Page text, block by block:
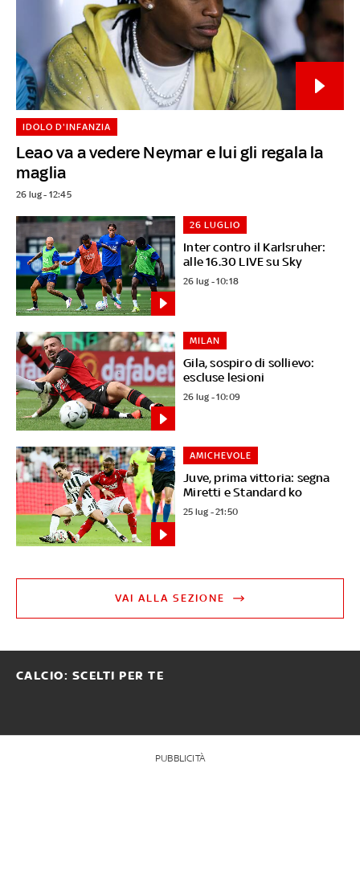
Leao va a vedere Neymar e lui gli regala la
maglia
IDOLO D'INFANZIA
26 lug - 12:45
Inter contro il Karlsruher:
alle 16.30 LIVE su Sky
26 LUGLIO
26 lug - 10:18
Gila, sospiro di sollievo:
escluse lesioni
MILAN
26 lug - 10:09
Juve, prima vittoria: segna
Miretti e Standard ko
AMICHEVOLE
25 lug - 21:50
VAI ALLA SEZIONE
CALCIO: SCELTI PER TE
PUBBLICITÀ